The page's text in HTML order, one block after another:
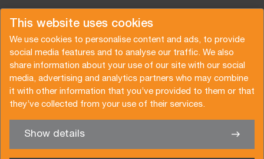
This website uses cookies
We use cookies to personalise content and ads, to provide
social media features and to analyse our traffic. We also
share information about your use of our site with our social
media, advertising and analytics partners who may combine
it with other information that you’ve provided to them or that
they’ve collected from your use of their services.
Show details
We’re glad to help you
Copyright © 2026 Van der Vlist
Request a quote
Subscribe to the newsletter
General terms and conditions
Privacy policy
Brochure
Certifications